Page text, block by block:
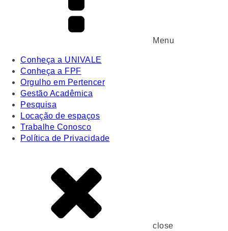
Menu
Conheça a UNIVALE
Conheça a FPF
Orgulho em Pertencer
Gestão Acadêmica
Pesquisa
Locação de espaços
Trabalhe Conosco
Política de Privacidade
close